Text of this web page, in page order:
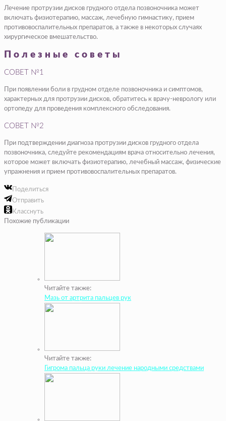
Лечение протрузии дисков грудного отдела позвоночника может
включать физиотерапию, массаж, лечебную гимнастику, прием
противовоспалительных препаратов, а также в некоторых случаях
хирургическое вмешательство.
Полезные советы
СОВЕТ №1
При появлении боли в грудном отделе позвоночника и симптомов,
характерных для протрузии дисков, обратитесь к врачу-неврологу или
ортопеду для проведения комплексного обследования.
СОВЕТ №2
При подтверждении диагноза протрузии дисков грудного отдела
позвоночника, следуйте рекомендациям врача относительно лечения,
которое может включать физиотерапию, лечебный массаж, физические
упражнения и прием противовоспалительных препаратов.
Поделиться
Отправить
Класснуть
Похожие публикации
Читайте также:
Мазь от артрита пальцев рук
Читайте также:
Гигрома пальца руки лечение народными средствами